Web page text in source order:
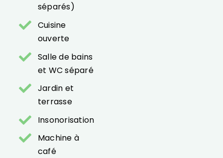
séparés)
Cuisine
ouverte
Salle de bains
et WC séparé
Jardin et
terrasse
Insonorisation
Machine à
café